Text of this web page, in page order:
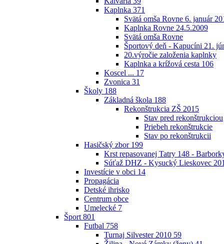
Kaplnka 371
Svätá omša Rovne 6. január
Kaplnka Rovne 24.5.2009
Svätá omša Rovne
Športový deň - Kapucíni 21.
20.výročie založenia kaplnky
Kaplnka a krížová cesta 106
Koscel ... 17
Zvonica 31
Školy 188
Základná škola 188
Rekonštrukcia ZŠ 2015
Stav pred rekonštrukciou
Priebeh rekonštrukcie
Stav po rekonštrukcii
Hasičský zbor 199
Krst repasovanej Tatry 148 -
Súťaž DHZ - Kysucký Lieskovec
Investície v obci 14
Propagácia
Detské ihrisko
Centrum obce
Umelecké 7
Šport 801
Futbal 758
Turnaj Silvester 2010 59